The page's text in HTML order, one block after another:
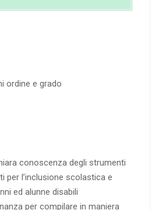
ordine e grado
conoscenza degli strumenti
per l’inclusione scolastica e
ed alunne disabili
per compilare in maniera